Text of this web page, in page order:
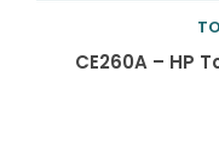
CE260A – HP